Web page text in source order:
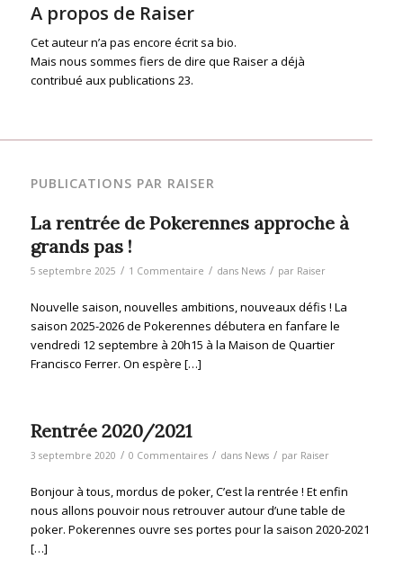
A propos de Raiser
Cet auteur n’a pas encore écrit sa bio.
Mais nous sommes fiers de dire que Raisera déjà
contribué aux publications 23.
PUBLICATIONS PAR RAISER
La rentrée de Pokerennes approche à
grands pas !
5 septembre 2025 / 1 Commentaire / dans News / par Raiser
Nouvelle saison, nouvelles ambitions, nouveaux défis ! La
saison 2025-2026 de Pokerennes débutera en fanfare le
vendredi 12 septembre à 20h15 à la Maison de Quartier
Francisco Ferrer. On espère […]
Rentrée 2020/2021
3 septembre 2020 / 0 Commentaires / dans News / par Raiser
Bonjour à tous, mordus de poker, C’est la rentrée ! Et enfin
nous allons pouvoir nous retrouver autour d’une table de
poker. Pokerennes ouvre ses portes pour la saison 2020-2021
[…]